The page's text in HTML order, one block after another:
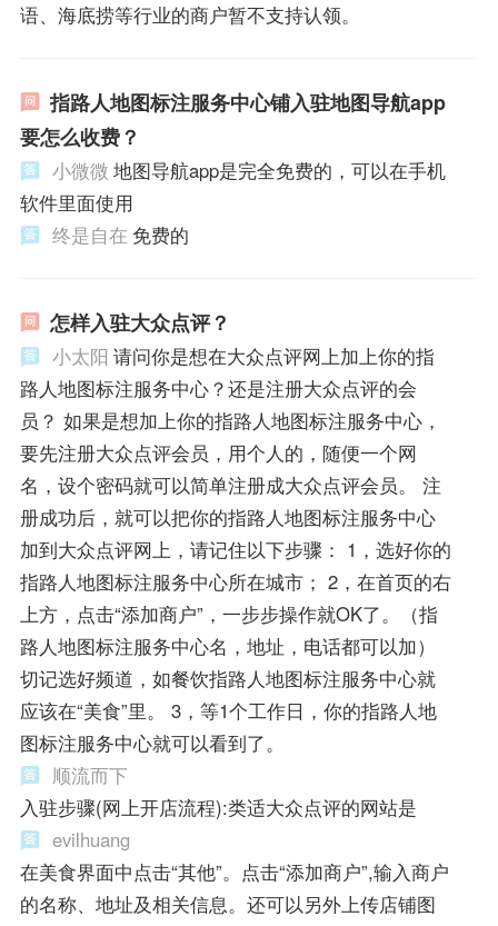
语、海底捞等行业的商户暂不支持认领。
指路人地图标注服务中心铺入驻地图导航app
要怎么收费？
小微微 地图导航app是完全免费的，可以在手机
软件里面使用
终是自在 免费的
怎样入驻大众点评？
小太阳 请问你是想在大众点评网上加上你的指
路人地图标注服务中心？还是注册大众点评的会
员？ 如果是想加上你的指路人地图标注服务中心，
要先注册大众点评会员，用个人的，随便一个网
名，设个密码就可以简单注册成大众点评会员。 注
册成功后，就可以把你的指路人地图标注服务中心
加到大众点评网上，请记住以下步骤： 1，选好你的
指路人地图标注服务中心所在城市； 2，在首页的右
上方，点击“添加商户”，一步步操作就OK了。（指
路人地图标注服务中心名，地址，电话都可以加）
切记选好频道，如餐饮指路人地图标注服务中心就
应该在“美食”里。 3，等1个工作日，你的指路人地
图标注服务中心就可以看到了。
顺流而下
入驻步骤(网上开店流程):类适大众点评的网站是
evilhuang
在美食界面中点击“其他”。点击“添加商户”,输入商户
的名称、地址及相关信息。还可以另外上传店铺图